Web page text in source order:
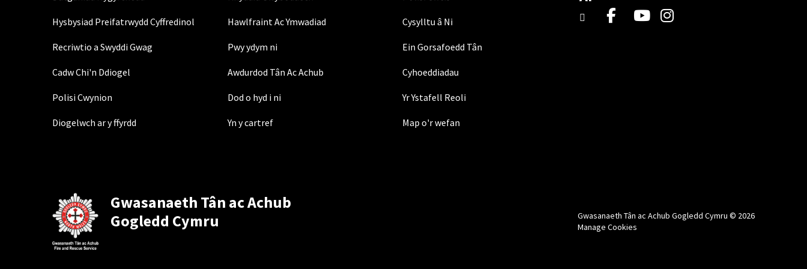
Hysbysiad Preifatrwydd Cyffredinol Hawlfraint Ac Ymwadiad Cysylltu â Ni
Recriwtio a Swyddi Gwag Pwy ydym ni Ein Gorsafoedd Tân
Cadw Chi'n Ddiogel Awdurdod Tân Ac Achub Cyhoeddiadau
Polisi Cwynion Dod o hyd i ni Yr Ystafell Reoli
Diogelwch ar y ffyrdd Yn y cartref Map o'r wefan
Gwasanaeth Tân ac Achub
Gogledd Cymru
Gwasanaeth Tân ac Achub Gogledd Cymru © 2026
Manage Cookies